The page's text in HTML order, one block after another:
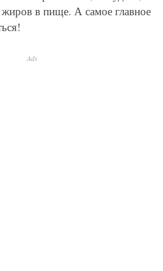
жиров в пище. А самое главное
Ads